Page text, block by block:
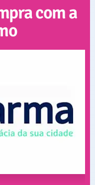
com a